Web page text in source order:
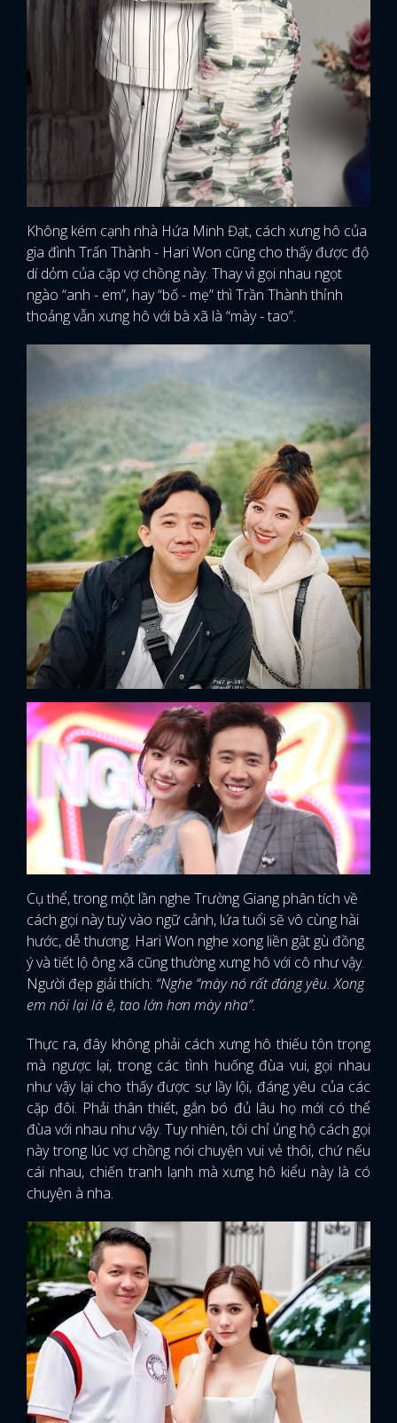
ĐĂNG NHẬP
Không kém cạnh nhà Hứa Minh Đạt, cách xưng hô của
gia đình Trấn Thành - Hari Won cũng cho thấy được độ
dí dỏm của cặp vợ chồng này. Thay vì gọi nhau ngọt
ngào “anh - em”, hay “bố - mẹ” thì Trần Thành thỉnh
thoảng vẫn xưng hô với bà xã là “mày - tao”.
Cụ thể, trong một lần nghe Trường Giang phân tích về
cách gọi này tuỳ vào ngữ cảnh, lứa tuổi sẽ vô cùng hài
hước, dễ thương. Hari Won nghe xong liền gật gù đồng
ý và tiết lộ ông xã cũng thường xưng hô với cô như vậy.
Người đẹp giải thích: “Nghe “mày nó rất đáng yêu. Xong
em nói lại là ê, tao lớn hơn mày nha”.
Thực ra, đây không phải cách xưng hô thiếu tôn trọng
mà ngược lại, trong các tình huống đùa vui, gọi nhau
như vậy lại cho thấy được sự lầy lội, đáng yêu của các
cặp đôi. Phải thân thiết, gắn bó đủ lâu họ mới có thể
đùa với nhau như vậy. Tuy nhiên, tôi chỉ ủng hộ cách gọi
này trong lúc vợ chồng nói chuyện vui vẻ thôi, chứ nếu
cái nhau, chiến tranh lạnh mà xưng hô kiểu này là có
chuyện à nha.